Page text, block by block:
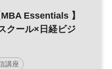
Essentials 】
クール×日経ビジ
講座